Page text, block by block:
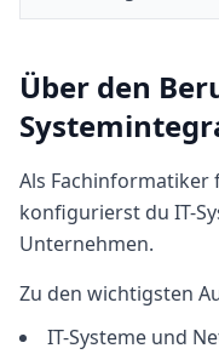
Über den
Als
konfigurierst du IT-
Unternehmen.
Zu den wichtigsten
IT-Systeme und